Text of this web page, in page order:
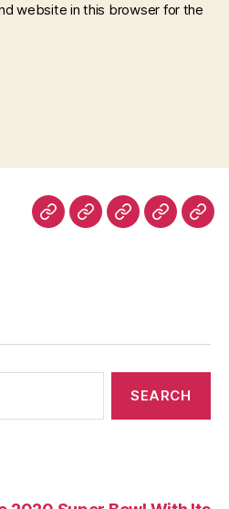
website in this browser for the
HomeAboutRoomFacilities